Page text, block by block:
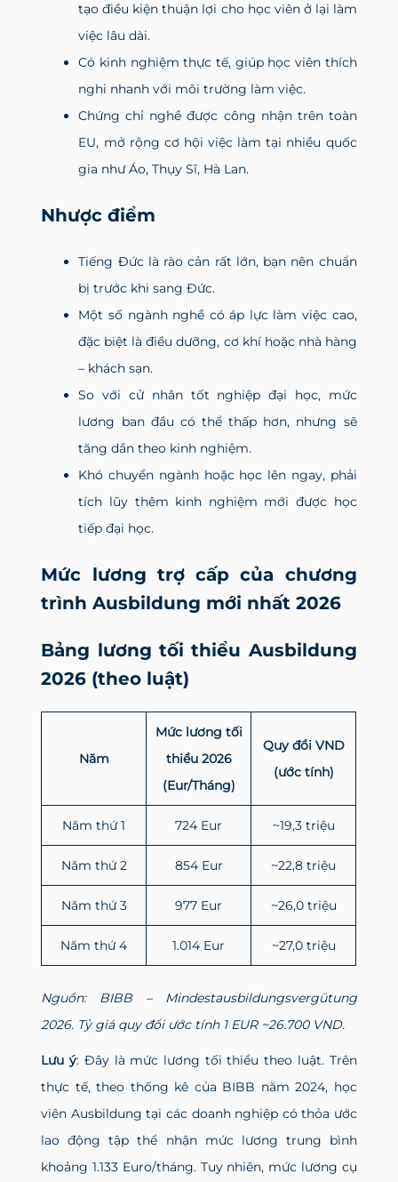
tạo điều kiện thuận lợi cho học viên ở lại làm
việc lâu dài.
Có kinh nghiệm thực tế, giúp học viên thích
nghi nhanh với môi trường làm việc.
Chứng chỉ nghề được công nhận trên toàn
EU, mở rộng cơ hội việc làm tại nhiều quốc
gia như Áo, Thụy Sĩ, Hà Lan.
Nhược điểm
Tiếng Đức là rào cản rất lớn, bạn nên chuẩn
bị trước khi sang Đức.
Một số ngành nghề có áp lực làm việc cao,
đặc biệt là điều dưỡng, cơ khí hoặc nhà hàng
– khách sạn.
So với cử nhân tốt nghiệp đại học, mức
lương ban đầu có thể thấp hơn, nhưng sẽ
tăng dần theo kinh nghiệm.
Khó chuyển ngành hoặc học lên ngay, phải
tích lũy thêm kinh nghiệm mới được học
tiếp đại học.
Mức lương trợ cấp của chương
trình Ausbildung mới nhất 2026
Bảng lương tối thiểu Ausbildung
2026 (theo luật)
Năm
Mức lương tối
thiểu 2026
(Eur/Tháng)
Quy đổi VND
(ước tính)
Năm thứ 1 724 Eur ~19,3 triệu
Năm thứ 2 854 Eur ~22,8 triệu
Năm thứ 3 977 Eur ~26,0 triệu
Năm thứ 4 1.014 Eur ~27,0 triệu
Nguồn: BIBB – Mindestausbildungsvergütung
2026. Tỷ giá quy đổi ước tính 1 EUR ~26.700 VND.
Lưu ý: Đây là mức lương tối thiểu theo luật. Trên
thực tế, theo thống kê của BIBB năm 2024, học
viên Ausbildung tại các doanh nghiệp có thỏa ước
lao động tập thể nhận mức lương trung bình
khoảng 1.133 Euro/tháng. Tuy nhiên, mức lương cụ